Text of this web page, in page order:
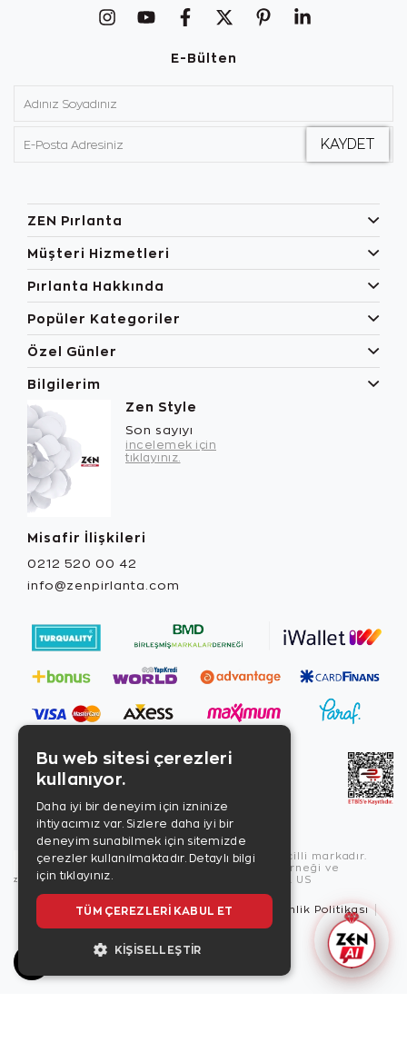
E-Bülten
ZEN Pırlanta
Müşteri Hizmetleri
Pırlanta Hakkında
Popüler Kategoriler
Özel Günler
Bilgilerim
Zen Style
Son sayıyı
incelemek için
tıklayınız.
Misafir İlişkileri
0212 520 00 42
info@zenpirlanta.com
Copyright © 2026, Zen Diamond tescilli markadır.
Zen Diamond Birleşmiş Markalar Derneği ve
Turquality Destek Programı üyesidir. US
Kullanım Şartları Gizlilik İlkeleri
Güvenlik Politikası
Çerez Politikası
Bu web sitesi çerezleri
kullanıyor.
Daha iyi bir deneyim için izninize
ihtiyacımız var. Sizlere daha iyi bir
deneyim sunabilmek için sitemizde
çerezler kullanılmaktadır. Detaylı bilgi
için tıklayınız.
TÜM ÇEREZLERI KABUL ET
KIŞISELLEŞTIR